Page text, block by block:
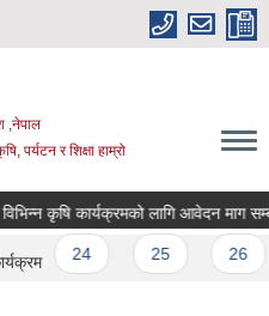
,नेपाल
पर्यटन र शिक्षा हाम्रो
कृषि कार्यक्रमको लागि आवेदन माग